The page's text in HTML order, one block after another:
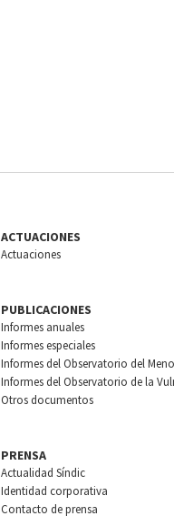
ACTUACIONES
Actuaciones
PUBLICACIONES
Informes anuales
Informes especiales
Informes del Observatorio del
Informes del Observatorio de la
Otros documentos
PRENSA
Actualidad Síndic
Identidad corporativa
Contacto de prensa